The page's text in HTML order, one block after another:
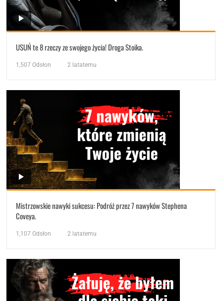
USUŃ te 8 rzeczy ze swojego życia! Droga Stoika.
1,507 Odsłon 2 latatemu
Mistrzowskie nawyki sukcesu: Podróż przez 7 nawyków Stephena
Coveya.
1,107 Odsłon 2 latatemu